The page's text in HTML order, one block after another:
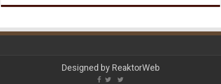
Designed by ReaktorWeb